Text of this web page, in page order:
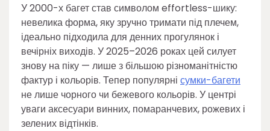
У 2000-х багет став символом effortless-шику:
невелика форма, яку зручно тримати під плечем,
ідеально підходила для денних прогулянок і
вечірніх виходів. У 2025–2026 роках цей силует
знову на піку — лише з більшою різноманітністю
фактур і кольорів. Тепер популярні сумки-багети
не лише чорного чи бежевого кольорів. У центрі
уваги аксесуари винних, помаранчевих, рожевих і
зелених відтінків.